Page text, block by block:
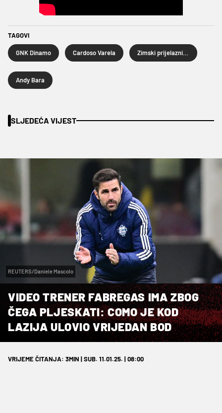
TAGOVI
GNK Dinamo Cardoso Varela
Andy Bara
SLJEDEĆA VIJEST
REUTERS/Daniele Mascolo
VIDEO TRENER FABREGAS IMA ZBOG
ČEGA PLJESKATI: COMO JE KOD
LAZIJA ULOVIO VRIJEDAN BOD
VRIJEME ČITANJA: 3MIN | SUB. 11.01.25. | 08:00